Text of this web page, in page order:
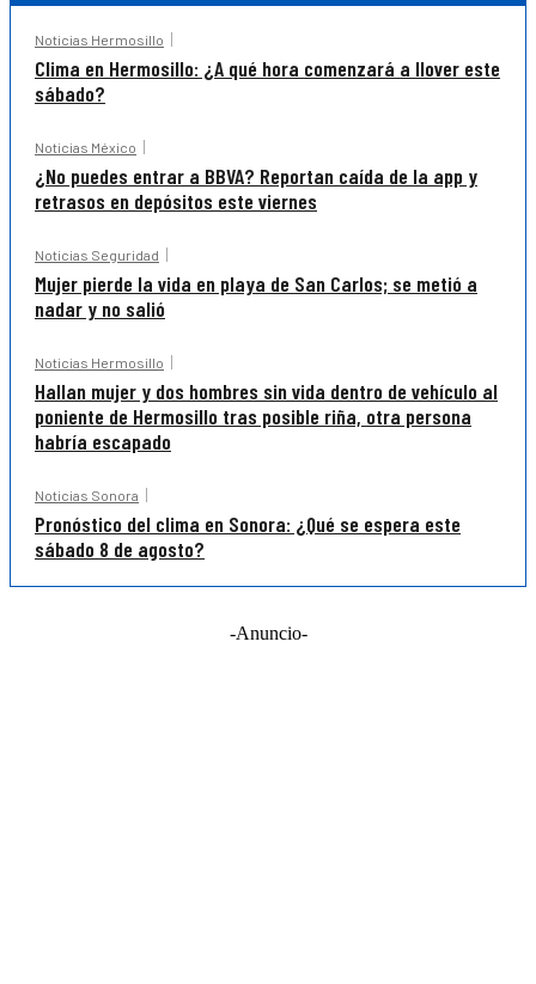
Noticias Hermosillo
Clima en Hermosillo: ¿A qué hora comenzará a llover este
sábado?
Noticias México
¿No puedes entrar a BBVA? Reportan caída de la app y
retrasos en depósitos este viernes
Noticias Seguridad
Mujer pierde la vida en playa de San Carlos; se metió a
nadar y no salió
Noticias Hermosillo
Hallan mujer y dos hombres sin vida dentro de vehículo al
poniente de Hermosillo tras posible riña, otra persona
habría escapado
Noticias Sonora
Pronóstico del clima en Sonora: ¿Qué se espera este
sábado 8 de agosto?
-Anuncio-